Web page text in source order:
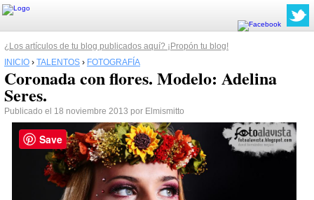
¿Los artículos de tu blog publicados aquí? ¡Propón tu blog!
INICIO › TALENTOS › FOTOGRAFÍA
Coronada con flores. Modelo: Adelina
Seres.
Publicado el 18 noviembre 2013 por Elmismitto
Save